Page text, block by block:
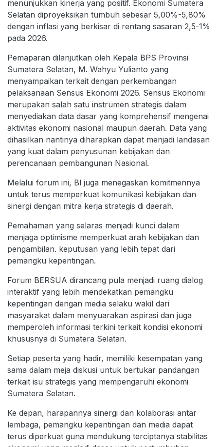
menunjukkan kinerja yang positif. Ekonomi Sumatera
Selatan diproyeksikan tumbuh sebesar 5,00%-5,80%
dengan inflasi yang berkisar di rentang sasaran 2,5-1%
pada 2026.
Pemaparan dilanjutkan oleh Kepala BPS Provinsi
Sumatera Selatan, M. Wahyu Yulianto yang
menyampaikan terkait dengan perkembangan
pelaksanaan Sensus Ekonomi 2026. Sensus Ekonomi
merupakan salah satu instrumen strategis dalam
menyediakan data dasar yang komprehensif mengenai
aktivitas ekonomi nasional maupun daerah. Data yang
dihasilkan nantinya diharapkan dapat menjadi landasan
yang kuat dalam penyusunan kebijakan dan
perencanaan pembangunan Nasional.
Melalui forum ini, Bl juga menegaskan komitmennya
untuk terus memperkuat komunikasi kebijakan dan
sinergi dengan mitra kerja strategis di daerah.
Pemahaman yang selaras menjadi kunci dalam
menjaga optimisme memperkuat arah kebijakan dan
pengambilan. keputusan yang lebih tepat dari
pemangku kepentingan.
Forum BERSUA dirancang pula menjadi ruang dialog
interaktif yang lebih mendekatkan pemangku
kepentingan dengan media selaku wakil dari
masyarakat dalam menyuarakan aspirasi dan juga
memperoleh informasi terkini terkait kondisi ekonomi
khususnya di Sumatera Selatan.
Setiap peserta yang hadir, memiliki kesempatan yang
sama dalam meja diskusi untuk bertukar pandangan
terkait isu strategis yang mempengaruhi ekonomi
Sumatera Selatan.
Ke depan, harapannya sinergi dan kolaborasi antar
lembaga, pemangku kepentingan dan media dapat
terus diperkuat guna mendukung terciptanya stabilitas